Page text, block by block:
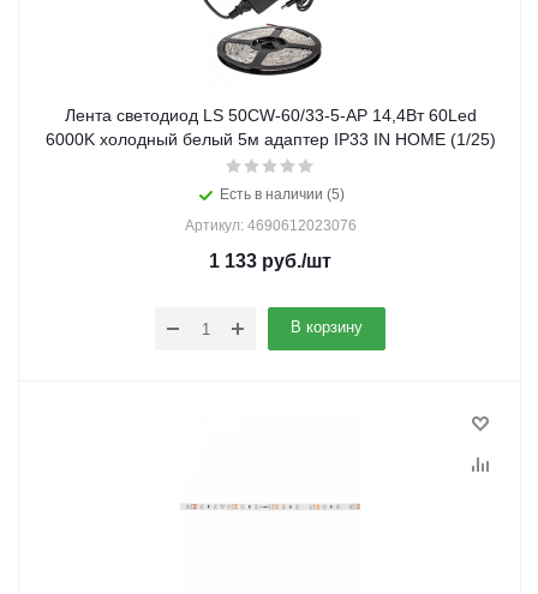
Лента светодиод LS 50СW-60/33-5-AP 14,4Вт 60Led
6000K холодный белый 5м адаптер IP33 IN HOME (1/25)
Есть в наличии (5)
Артикул: 4690612023076
1 133 руб./шт
В корзину